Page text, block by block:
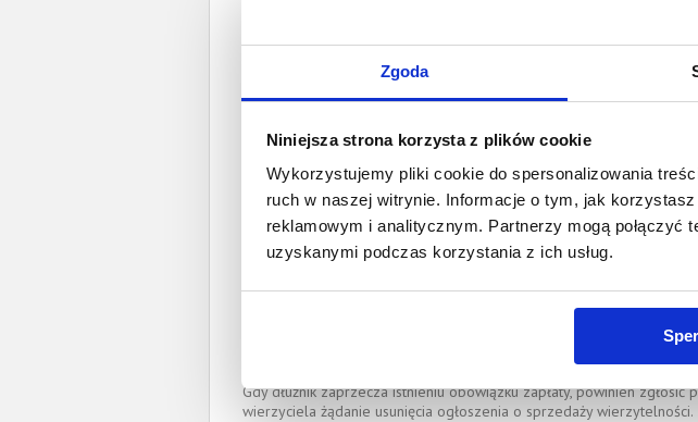
Zgoda
Niniejsza strona korzysta z plików cookie
Wykorzystujemy pliki cookie do spersonalizowania
ruch w naszej witrynie. Informacje o tym, jak
reklamowym i analitycznym. Partnerzy mogą połączyć
uzyskanymi podczas korzystania z ich usług.
Data wystawienia:
Pełnomocnik wierzyciela:
Piotr Jerzy Jarząb
piotr.jarzab@sadinternetowy.pl, tel.:664 257 166
IZBA ADWOKACKA W WARSZAWIE
Okręgowa Rada Adwokacka(Nr wpisu: WAW/Adw/8430)
O całkowitej lub częściowej zapłacie długu dłużnik powinien
Gdy dłużnik zaprzecza istnieniu obowiązku zapłaty, powinien zgłosić
wierzyciela żądanie usunięcia ogłoszenia o sprzedaży wierzytelności.